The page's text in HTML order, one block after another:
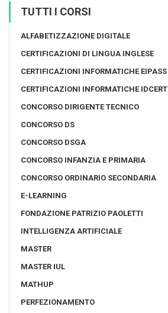
TUTTI I CORSI
ALFABETIZZAZIONE DIGITALE
CERTIFICAZIONI DI LINGUA INGLESE
CERTIFICAZIONI INFORMATICHE EIPASS
CERTIFICAZIONI INFORMATICHE IDCERT
CONCORSO DIRIGENTE TECNICO
CONCORSO DS
CONCORSO DSGA
CONCORSO INFANZIA E PRIMARIA
CONCORSO ORDINARIO SECONDARIA
E-LEARNING
FONDAZIONE PATRIZIO PAOLETTI
INTELLIGENZA ARTIFICIALE
MASTER
MASTER IUL
MATHUP
PERFEZIONAMENTO